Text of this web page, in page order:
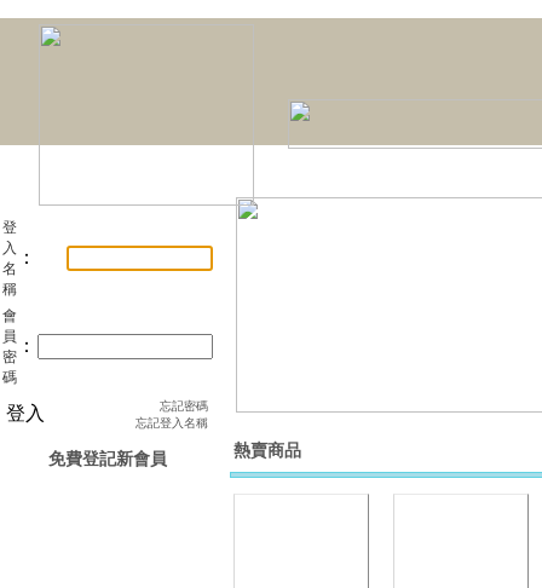
登
入
名
稱
：
會
員
密
碼
：
登入
忘記密碼
忘記登入名稱
免費登記新會員 熱賣商品